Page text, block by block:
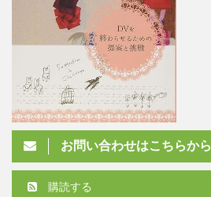
お問い合わせはこちらから
購読する